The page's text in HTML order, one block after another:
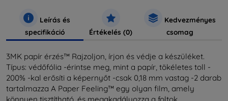
Leírás és
specifikáció
Értékelés (0)
Kedvezményes
csomag
3MK papír érzés™ Rajzoljon, írjon és védje a készüléket.
Típus: védőfólia -érintse meg, mint a papír, tökéletes toll -
200% -kal erősíti a képernyőt -csak 0,18 mm vastag -2 darab
tartalmazza A Paper Feeling™ egy olyan film, amely